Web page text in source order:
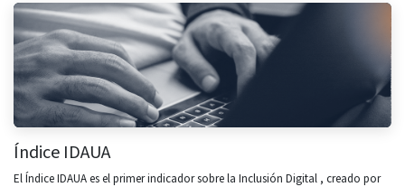
Índice IDAUA
El Índice IDAUA es el primer indicador sobre la Inclusión Digital , creado por